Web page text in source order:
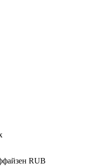
RUB